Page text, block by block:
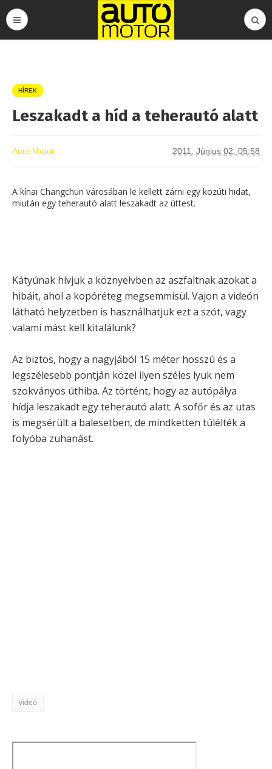
HÍREK
Leszakadt a híd a teherautó alatt
Autó Motor 2011. Június 02. 05:58
A kínai Changchun városában le kellett zárni egy közúti hidat,
miután egy teherautó alatt leszakadt az úttest.
Kátyúnak hívjuk a köznyelvben az aszfaltnak azokat a
hibáit, ahol a kopóréteg megsemmisül. Vajon a videón
látható helyzetben is használhatjuk ezt a szót, vagy
valami mást kell kitalálunk?
Az biztos, hogy a nagyjából 15 méter hosszú és a
legszélesebb pontján közel ilyen széles lyuk nem
szokványos úthiba. Az történt, hogy az autópálya
hídja leszakadt egy teherautó alatt. A sofőr és az utas
is megsérült a balesetben, de mindketten túlélték a
folyóba zuhanást.
videó